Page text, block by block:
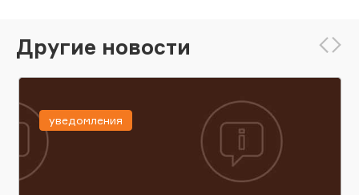
Другие новости
уведомления